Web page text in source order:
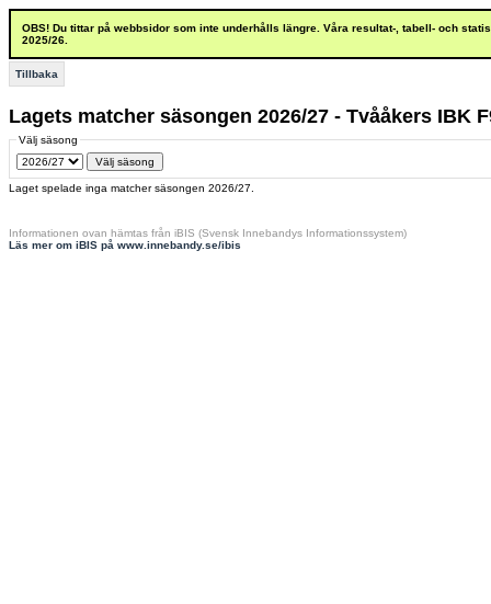
OBS! Du tittar på webbsidor som inte underhålls längre. Våra resultat-, tabell- och
2025/26.
Tillbaka
Lagets matcher säsongen 2026/27 - Tvååkers IBK
Välj säsong
Laget spelade inga matcher säsongen 2026/27.
Informationen ovan hämtas från iBIS (Svensk Innebandys Informationssystem)
Läs mer om iBIS på www.innebandy.se/ibis